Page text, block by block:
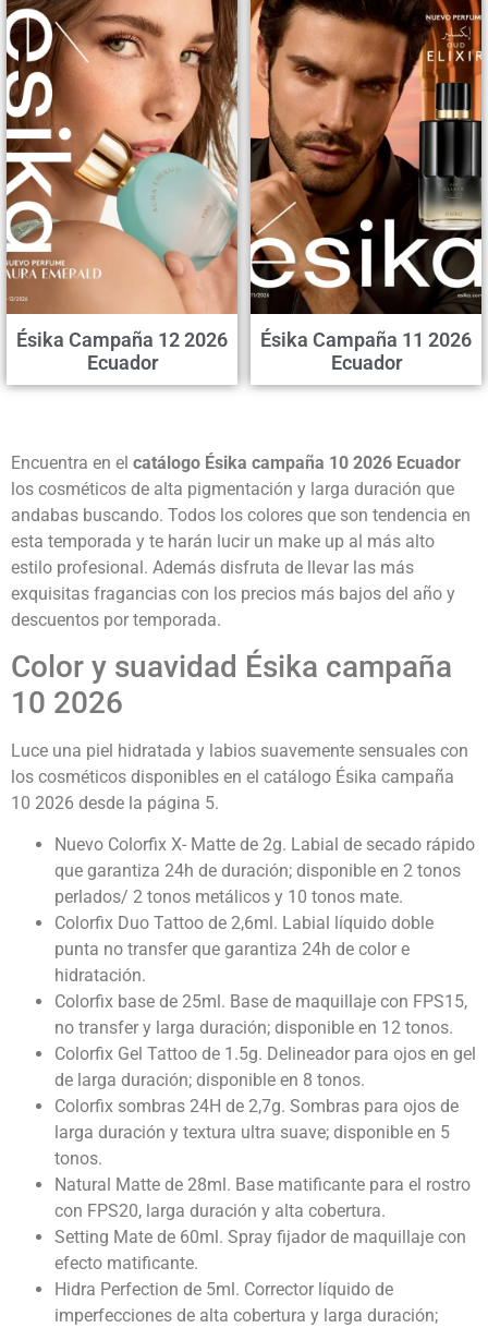
Ésika Campaña 12 2026
Ecuador
Ésika Campaña 11 2026
Ecuador
Encuentra en el catálogo Ésika campaña 10 2026 Ecuador
los cosméticos de alta pigmentación y larga duración que
andabas buscando. Todos los colores que son tendencia en
esta temporada y te harán lucir un make up al más alto
estilo profesional. Además disfruta de llevar las más
exquisitas fragancias con los precios más bajos del año y
descuentos por temporada.
Color y suavidad Ésika campaña
10 2026
Luce una piel hidratada y labios suavemente sensuales con
los cosméticos disponibles en el catálogo Ésika campaña
10 2026 desde la página 5.
Nuevo Colorfix X- Matte de 2g. Labial de secado rápido
que garantiza 24h de duración; disponible en 2 tonos
perlados/ 2 tonos metálicos y 10 tonos mate.
Colorfix Duo Tattoo de 2,6ml. Labial líquido doble
punta no transfer que garantiza 24h de color e
hidratación.
Colorfix base de 25ml. Base de maquillaje con FPS15,
no transfer y larga duración; disponible en 12 tonos.
Colorfix Gel Tattoo de 1.5g. Delineador para ojos en gel
de larga duración; disponible en 8 tonos.
Colorfix sombras 24H de 2,7g. Sombras para ojos de
larga duración y textura ultra suave; disponible en 5
tonos.
Natural Matte de 28ml. Base matificante para el rostro
con FPS20, larga duración y alta cobertura.
Setting Mate de 60ml. Spray fijador de maquillaje con
efecto matificante.
Hidra Perfection de 5ml. Corrector líquido de
imperfecciones de alta cobertura y larga duración;